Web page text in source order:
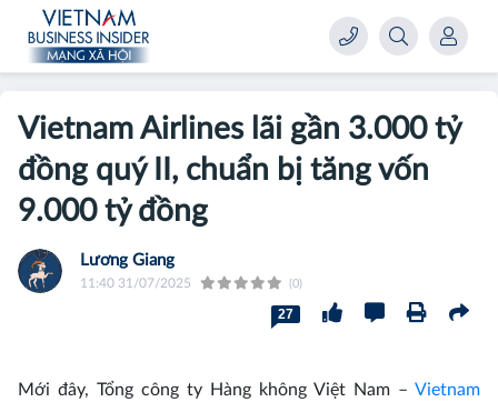
Vietnam Airlines lãi gần 3.000 tỷ
đồng quý II, chuẩn bị tăng vốn
9.000 tỷ đồng
Lương Giang
11:40 31/07/2025 (0)
27
Mới đây, Tổng công ty Hàng không Việt Nam – Vietnam